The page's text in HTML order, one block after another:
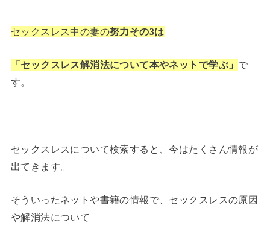
セックスレス中の妻の努力その3は
「セックスレス解消法について本やネットで学ぶ」 で
す。
セックスレスについて検索すると、今はたくさん情報が
出てきます。
そういったネットや書籍の情報で、セックスレスの原因
や解消法について